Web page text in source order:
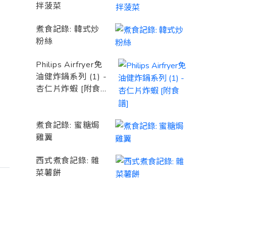
拌菠菜
煮食記錄: 韓式炒
粉絲
Philips Airfryer免
油健炸鍋系列 (1) -
杏仁片炸蝦 [附食
煮食記錄: 蜜糖焗
雞翼
西式煮食記錄: 雜
菜薯餅